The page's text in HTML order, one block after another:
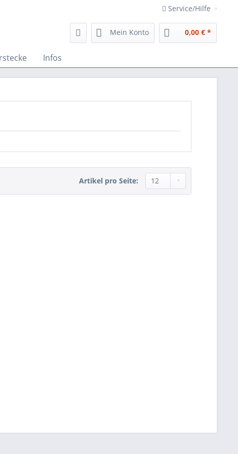
Service/Hilfe
Mein Konto 0,00 € *
Infos
Artikel pro Seite: